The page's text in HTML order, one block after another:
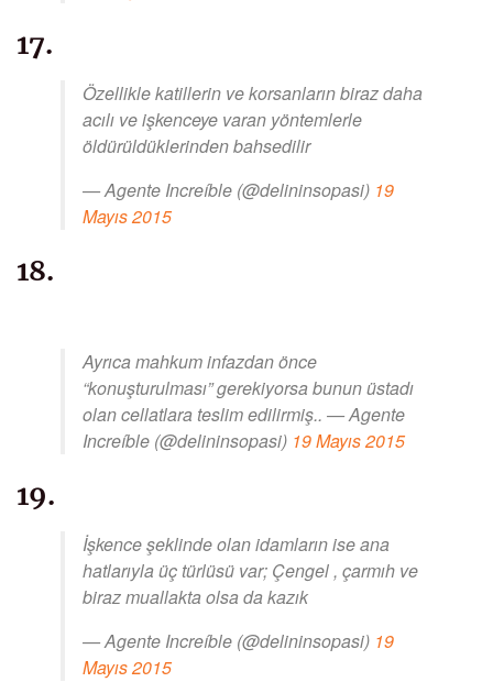
17.
Özellikle katillerin ve korsanların biraz daha
acılı ve işkenceye varan yöntemlerle
öldürüldüklerinden bahsedilir
— Agente Increíble (@delininsopasi) 19
Mayıs 2015
18.
Ayrıca mahkum infazdan önce
“konuşturulması” gerekiyorsa bunun üstadı
olan cellatlara teslim edilirmiş.. — Agente
Increíble (@delininsopasi) 19 Mayıs 2015
19.
İşkence şeklinde olan idamların ise ana
hatlarıyla üç türlüsü var; Çengel , çarmıh ve
biraz muallakta olsa da kazık
— Agente Increíble (@delininsopasi) 19
Mayıs 2015